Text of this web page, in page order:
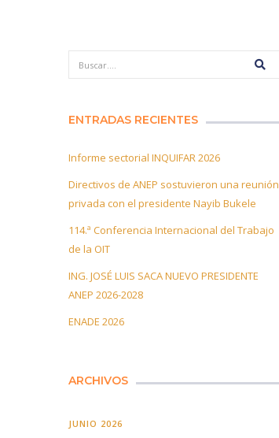
ENTRADAS RECIENTES
Informe sectorial INQUIFAR 2026
Directivos de ANEP sostuvieron una reunión
privada con el presidente Nayib Bukele
114.ª Conferencia Internacional del Trabajo
de la OIT
ING. JOSÉ LUIS SACA NUEVO PRESIDENTE
ANEP 2026-2028
ENADE 2026
ARCHIVOS
JUNIO 2026